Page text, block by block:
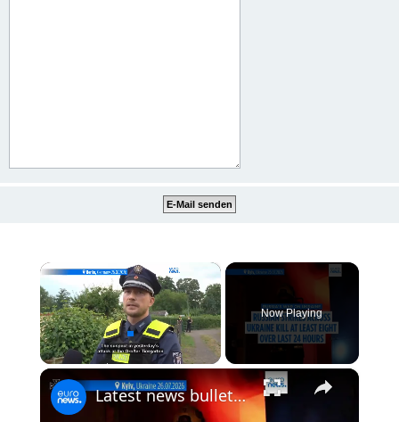
×
Now Playing
×
Latest news bulletin | July 27th, 2026 – Morning